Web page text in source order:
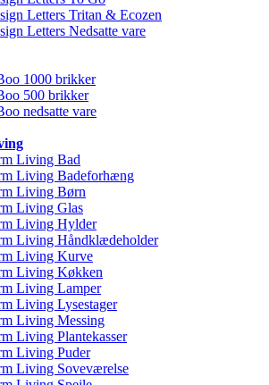
Letters Tritan & Ecozen
Letters Nedsatte vare
1000 brikker
500 brikker
nedsatte vare
Living Bad
Living Badeforhæng
Living Børn
Living Glas
Living Hylder
Living Håndklædeholder
Living Kurve
Living Køkken
Living Lamper
Living Lysestager
Living Messing
Living Plantekasser
Living Puder
Living Soveværelse